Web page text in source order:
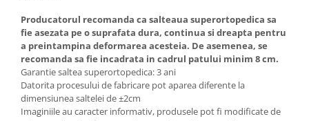
Producatorul recomanda ca salteaua superortopedica sa
fie asezata pe o suprafata dura, continua si dreapta pentru
a preintampina deformarea acesteia. De asemenea, se
recomanda sa fie incadrata in cadrul patului minim 8 cm.
Garantie saltea superortopedica: 3 ani
Datorita procesului de fabricare pot aparea diferente la
dimensiunea saltelei de ±2cm
Imaginiile au caracter informativ, produsele pot fi modificate de